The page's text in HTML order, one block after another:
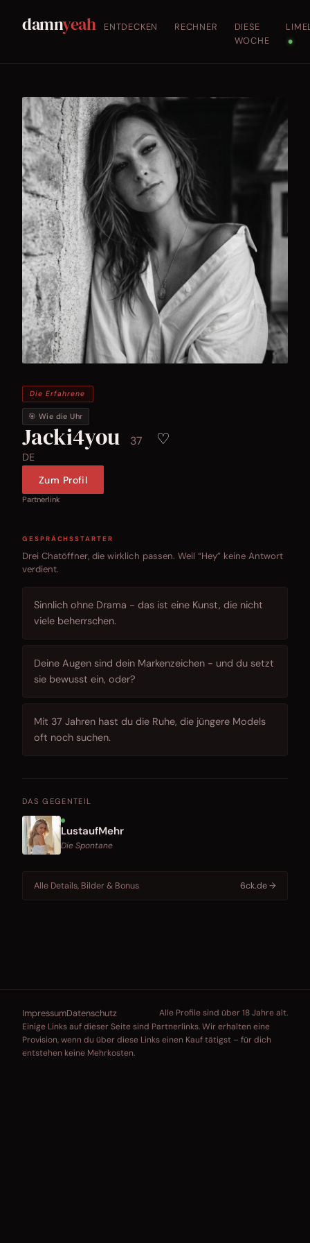
damnyeah ENTDECKEN RECHNER
DIESE
WOCHE
●
Die Erfahrene
🎯 Wie die Uhr
Jacki4you 37 ♡
DE
Zum Profil
Partnerlink
GESPRÄCHSSTARTER
Drei Chatöffner, die wirklich passen. Weil “Hey” keine Antwort
verdient.
Sinnlich ohne Drama - das ist eine Kunst, die nicht
viele beherrschen.
Deine Augen sind dein Markenzeichen - und du setzt
sie bewusst ein, oder?
Mit 37 Jahren hast du die Ruhe, die jüngere Models
oft noch suchen.
DAS GEGENTEIL
LustaufMehr
Die Spontane
Alle Details, Bilder & Bonus 6ck.de →
ImpressumDatenschutz
Alle Profile sind über 18 Jahre alt.
Einige Links auf dieser Seite sind Partnerlinks. Wir erhalten eine
Provision, wenn du über diese Links einen Kauf tätigst – für dich
entstehen keine Mehrkosten.